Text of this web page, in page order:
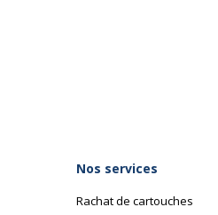
Nos services
Rachat de cartouches